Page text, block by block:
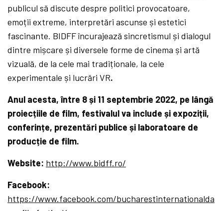
publicul să discute despre politici provocatoare,
emoții extreme, interpretări ascunse și estetici
fascinante. BIDFF încurajează sincretismul și dialogul
dintre mișcare și diversele forme de cinema și artă
vizuală, de la cele mai tradiționale, la cele
experimentale și lucrări VR.
Anul acesta, între 8 și 11 septembrie 2022, pe lângă
proiecțiile de film, festivalul va include și expoziții,
conferințe, prezentări publice și laboratoare de
producție de film.
Website: http://www.bidff.ro/
Facebook:
https://www.facebook.com/bucharestinternationalda